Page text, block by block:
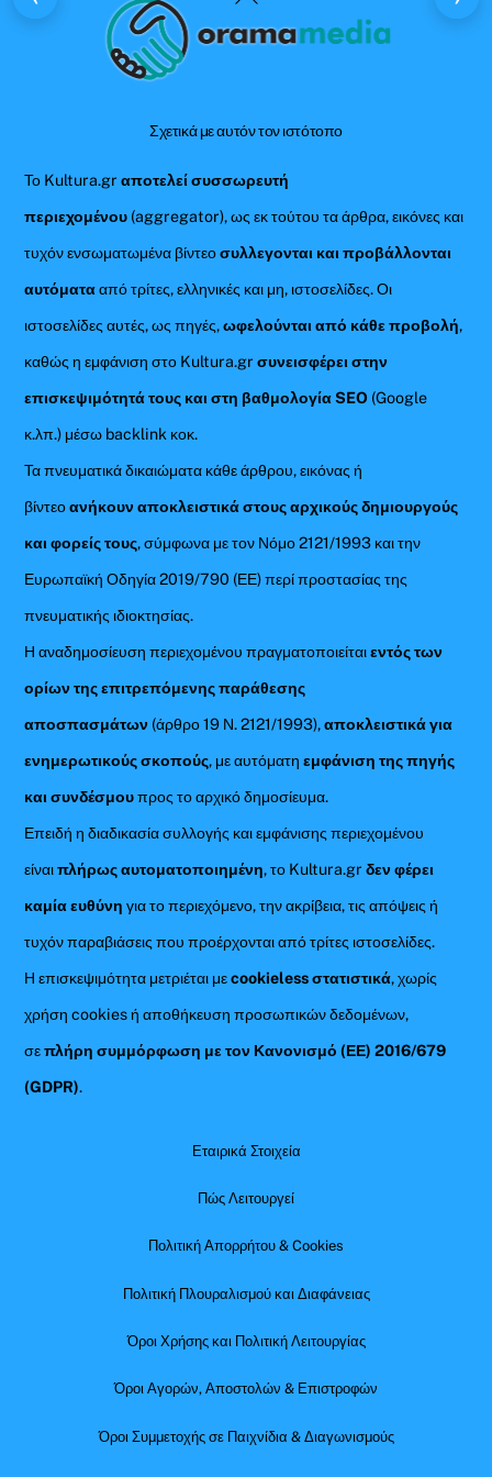
To
Σχετικά με αυτόν τον ιστότοπο
Το Kultura.grαποτελεί συσσωρευτή
περιεχομένου (aggregator), ως εκ τούτου τα άρθρα, εικόνες και
τυχόν ενσωματωμένα βίντεοσυλλεγονται και προβάλλονται
αυτόματααπό τρίτες, ελληνικές και μη, ιστοσελίδες. Οι
ιστοσελίδες αυτές, ως πηγές,ωφελούνται από κάθε προβολή,
καθώς η εμφάνιση στο Kultura.gr συνεισφέρει στην
επισκεψιμότητά τους και στη βαθμολογία SEO (Google
κ.λπ.) μέσω backlink κοκ.
Τα πνευματικά δικαιώματα κάθε άρθρου, εικόνας ή
βίντεοανήκουν αποκλειστικά στους αρχικούς δημιουργούς
και φορείς τους, σύμφωνα με τον Νόμο 2121/1993 και την
Ευρωπαϊκή Οδηγία 2019/790 (ΕΕ) περί προστασίας της
πνευματικής ιδιοκτησίας.
Η αναδημοσίευση περιεχομένου πραγματοποιείταιεντός των
ορίων της επιτρεπόμενης παράθεσης
αποσπασμάτων (άρθρο 19 Ν. 2121/1993),αποκλειστικά για
ενημερωτικούς σκοπούς, με αυτόματηεμφάνιση της πηγής
και συνδέσμουπρος το αρχικό δημοσίευμα.
Επειδή η διαδικασία συλλογής και εμφάνισης περιεχομένου
είναιπλήρως αυτοματοποιημένη, το Kultura.grδεν φέρει
καμία ευθύνη για το περιεχόμενο, την ακρίβεια, τις απόψεις ή
τυχόν παραβιάσεις που προέρχονται από τρίτες ιστοσελίδες.
Η επισκεψιμότητα μετριέται μεcookieless στατιστικά, χωρίς
χρήση cookies ή αποθήκευση προσωπικών δεδομένων,
σεπλήρη συμμόρφωση με τον Κανονισμό (ΕΕ) 2016/679
(GDPR).
Εταιρικά Στοιχεία
Πώς Λειτουργεί
Πολιτική Απορρήτου & Cookies
Πολιτική Πλουραλισμού και Διαφάνειας
Όροι Χρήσης και Πολιτική Λειτουργίας
Όροι Αγορών, Αποστολών & Επιστροφών
Όροι Συμμετοχής σε Παιχνίδια & Διαγωνισμούς